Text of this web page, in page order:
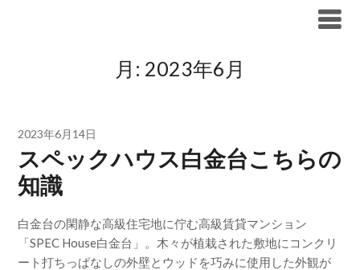
月: 2023年6月
2023年6月14日
スペックハウス白金台こちらの
知識
白金台の閑静な高級住宅地に佇む高級賃貸マンション
「SPEC House白金台」。木々が植栽された敷地にコンクリ
ート打ちっぱなしの外壁とウッドを巧みに使用した外観が